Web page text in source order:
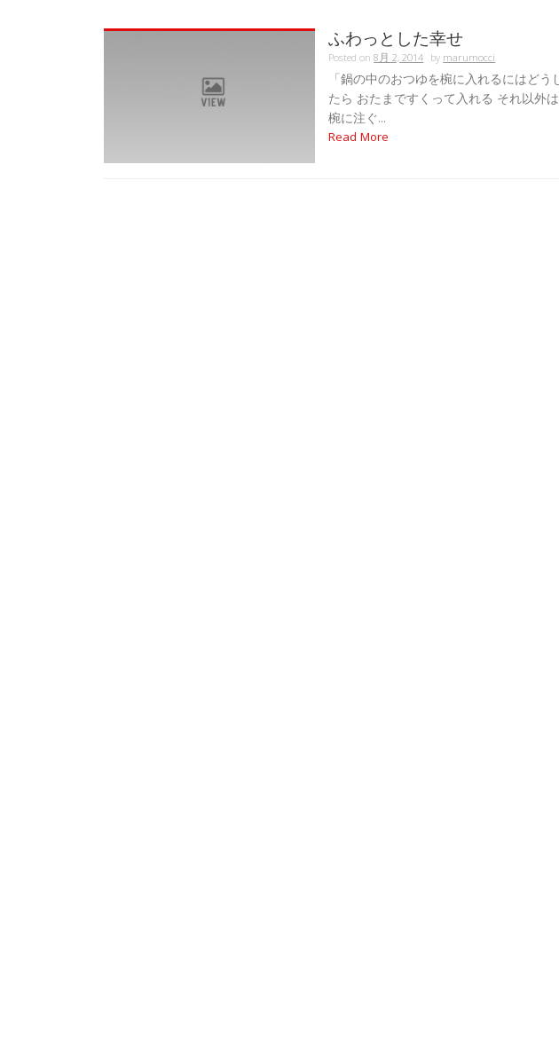
ふわっとした幸せ
Posted on8月 2, 2014 bymarumocci
「鍋の中のおつゆを椀に入れるにはど
たら おたまですくって入れる それ以外
椀に注ぐ...
Read More